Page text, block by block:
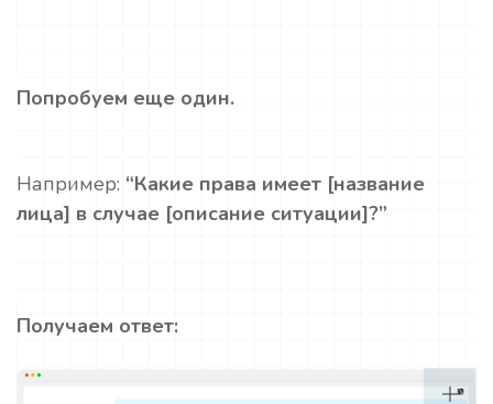
Попробуем еще один.
Например: “Какие права имеет [название
лица] в случае [описание ситуации]?”
Получаем ответ: